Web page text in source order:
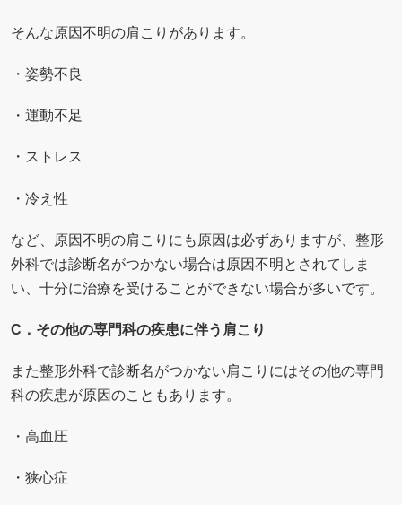
そんな原因不明の肩こりがあります。
・姿勢不良
・運動不足
・ストレス
・冷え性
など、原因不明の肩こりにも原因は必ずありますが、整形
外科では診断名がつかない場合は原因不明とされてしま
い、十分に治療を受けることができない場合が多いです。
C．その他の専門科の疾患に伴う肩こり
また整形外科で診断名がつかない肩こりにはその他の専門
科の疾患が原因のこともあります。
・高血圧
・狭心症